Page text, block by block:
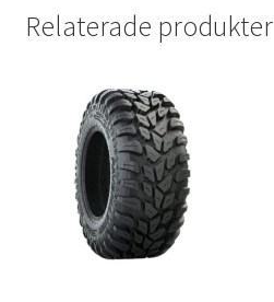
e
b
t
l
s
p
Relaterade produkter